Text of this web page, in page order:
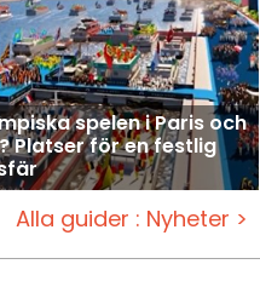
spelen i Paris och
Platser för en festlig
Alla guider : Nyheter >